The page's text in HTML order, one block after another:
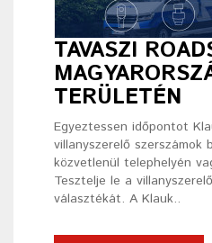
TAVASZI
TERÜLETÉN
Egyeztessen időpontot
villanyszerelő szerszámok
közvetlenül telephelyén
Tesztelje le a
választékát. A Klauk..